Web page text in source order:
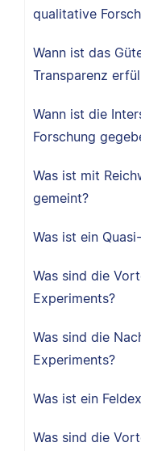
qualitative
Wann ist das
Transparenz
Wann ist die
Forschung
Was ist mit
gemeint?
Was ist ein
Was sind die
Experiments?
Was sind die
Experiments?
Was ist ein
Was sind die